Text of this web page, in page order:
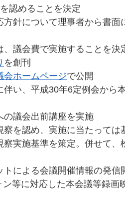
認めることを決定
針について理事者から書面
議会費で実施することを決
を創刊
会ホームページで公開
い、平成30年6定例会から
の議会出前講座を実施
を認め、実施に当たっては
実施基準を策定。併せて、
による会議開催情報の発信
等に対応した本会議等録画